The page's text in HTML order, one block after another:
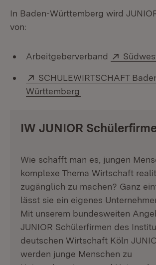
In Baden-Württemberg wird
von:
Arbeitgeberverband Extern:
Extern:
SCHULEWIRTSCHAFT
Württemberg
IW JUNIOR
Wie schafft man es, jungen
komplexe Thema Wirtschaft
zugänglich zu machen? Ganz
lässt sie ein eigenes
Mit unserem bundesweiten
JUNIOR Schülerfirmen des
deutschen Wirtschaft Köln
werden junge Menschen zu